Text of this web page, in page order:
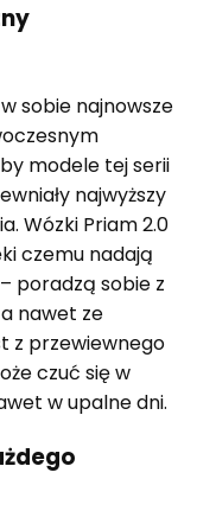
sobie najnowsze
modele tej serii
najwyższy
Wózki Priam 2.0
czemu nadają
poradzą sobie z
nawet ze
z przewiewnego
czuć się w
w upalne dni.